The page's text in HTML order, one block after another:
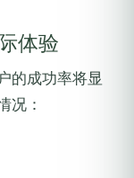
体验
的成功率将显
况：